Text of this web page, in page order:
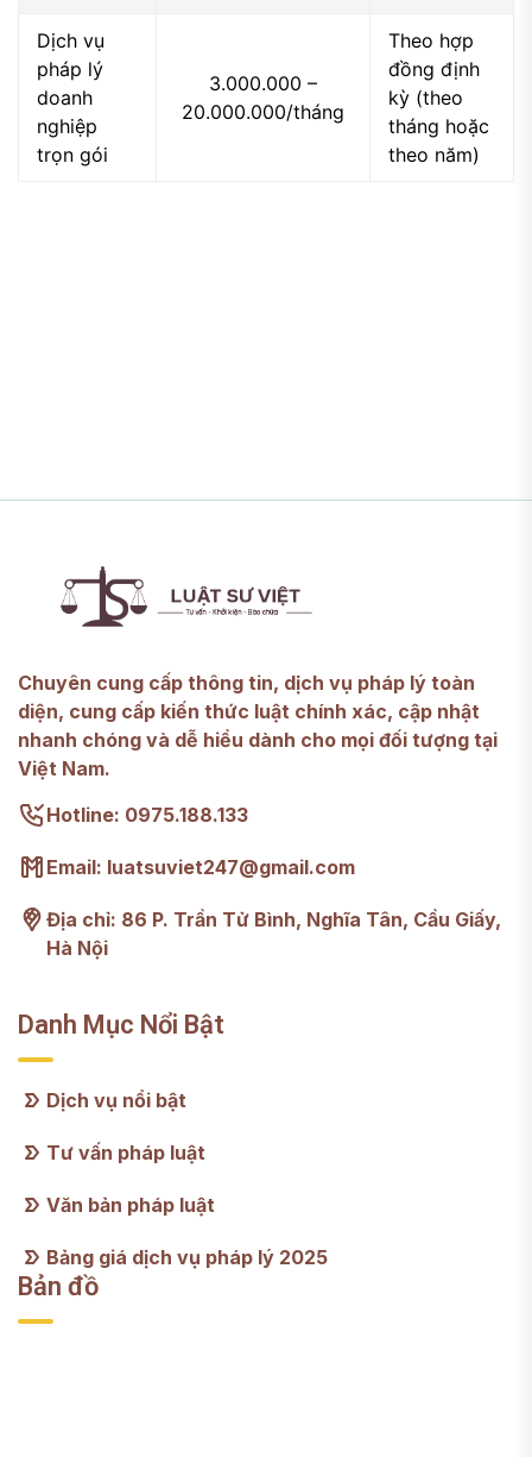
Dịch vụ
pháp lý
doanh
nghiệp
trọn gói
3.000.000 –
20.000.000/tháng
Theo hợp
đồng định
kỳ (theo
tháng hoặc
theo năm)
Chuyên cung cấp thông tin, dịch vụ pháp lý toàn
diện, cung cấp kiến thức luật chính xác, cập nhật
nhanh chóng và dễ hiểu dành cho mọi đối tượng tại
Việt Nam.
Hotline: 0975.188.133
Email: luatsuviet247@gmail.com
Địa chỉ: 86 P. Trần Tử Bình, Nghĩa Tân, Cầu Giấy,
Hà Nội
Danh Mục Nổi Bật
Dịch vụ nổi bật
Tư vấn pháp luật
Văn bản pháp luật
Bảng giá dịch vụ pháp lý 2025
Bản đồ